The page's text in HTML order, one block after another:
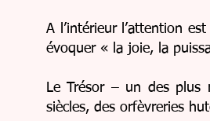
A l’intérieur l’attention
évoquer « la joie, la
Le Trésor – un des plus
siècles, des orfèvreries